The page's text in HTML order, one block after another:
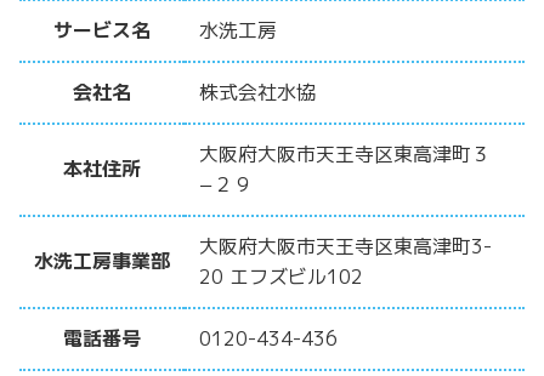
サービス名 水洗工房
会社名 株式会社水協
本社住所
大阪府大阪市天王寺区東高津町３
−２９
水洗工房事業部
大阪府大阪市天王寺区東高津町3-
20 エフズビル102
電話番号 0120-434-436